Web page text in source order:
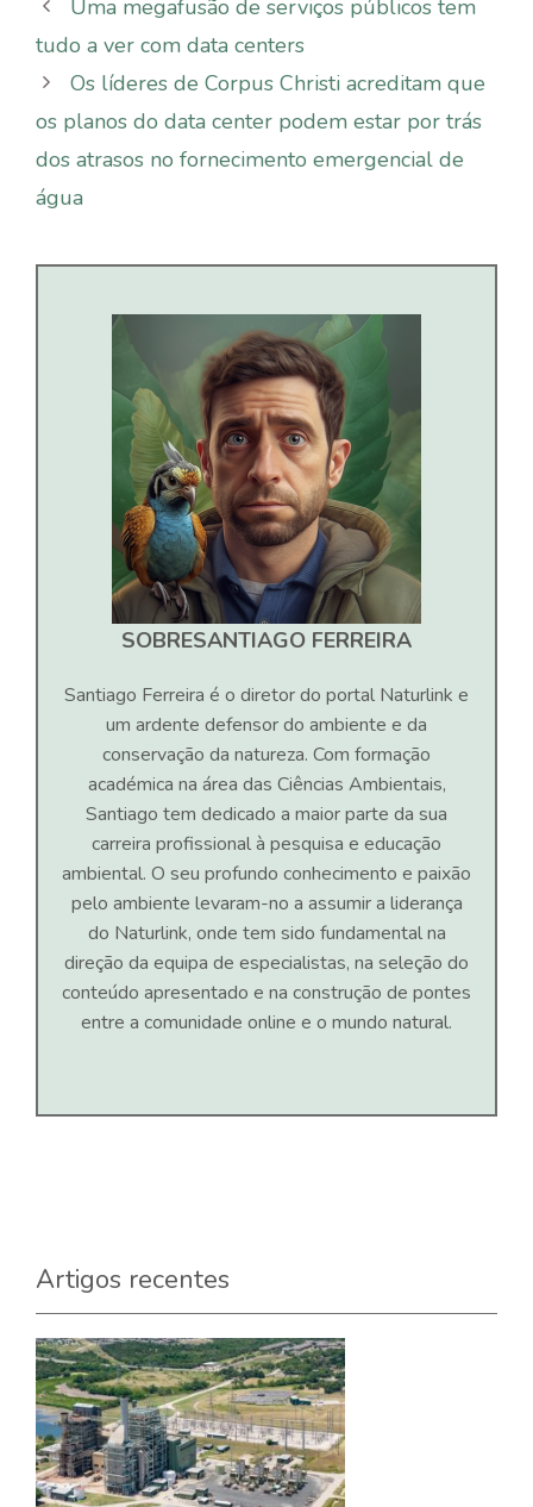
Uma megafusão de serviços públicos tem
tudo a ver com data centers
Os líderes de Corpus Christi acreditam que
os planos do data center podem estar por trás
dos atrasos no fornecimento emergencial de
água
SOBRESANTIAGO FERREIRA
Santiago Ferreira é o diretor do portal Naturlink e
um ardente defensor do ambiente e da
conservação da natureza. Com formação
académica na área das Ciências Ambientais,
Santiago tem dedicado a maior parte da sua
carreira profissional à pesquisa e educação
ambiental. O seu profundo conhecimento e paixão
pelo ambiente levaram-no a assumir a liderança
do Naturlink, onde tem sido fundamental na
direção da equipa de especialistas, na seleção do
conteúdo apresentado e na construção de pontes
entre a comunidade online e o mundo natural.
Artigos recentes